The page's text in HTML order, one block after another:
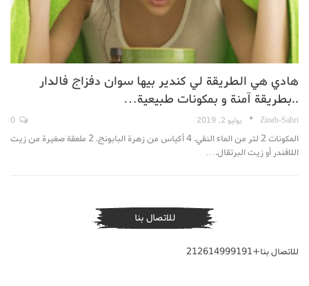
هادي هي الطريقة لي كندير بيها سوان دفزاج فالدار
..بطريقة آمنة و بمكونات طبيعية…
Zineb-Sabri يوليو 2, 2019
المكونات 2 لتر من الماء النقي. 4 أكياس من زهرة البابونج. 2 ملعقة صغيرة من زيت
اللافندر أو زيت البرتقال.…
للاتصال بنا
للاتصال بنا+212614999191